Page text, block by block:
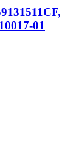
01